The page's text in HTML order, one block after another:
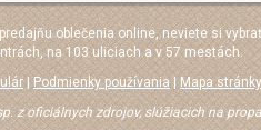
oblečenia online, neviete si
na 103 uliciach a v 57 mestách.
Podmienky používania
Mapa stránky
z oficiálnych zdrojov, slúžiacich na